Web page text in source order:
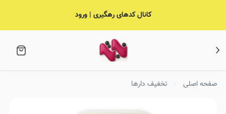
کانال کدهای رهگیری | ورود
صفحه اصلی تخفیف دارها